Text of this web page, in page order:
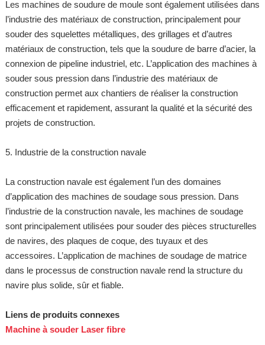
Les machines de soudure de moule sont également utilisées dans
l’industrie des matériaux de construction, principalement pour
souder des squelettes métalliques, des grillages et d’autres
matériaux de construction, tels que la soudure de barre d’acier, la
connexion de pipeline industriel, etc. L’application des machines à
souder sous pression dans l’industrie des matériaux de
construction permet aux chantiers de réaliser la construction
efficacement et rapidement, assurant la qualité et la sécurité des
projets de construction.
5. Industrie de la construction navale
La construction navale est également l’un des domaines
d’application des machines de soudage sous pression. Dans
l’industrie de la construction navale, les machines de soudage
sont principalement utilisées pour souder des pièces structurelles
de navires, des plaques de coque, des tuyaux et des
accessoires. L’application de machines de soudage de matrice
dans le processus de construction navale rend la structure du
navire plus solide, sûr et fiable.
Liens de produits connexes
Machine à souder Laser fibre